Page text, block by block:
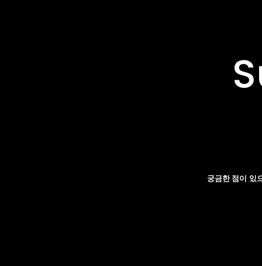
궁금한 점이 있